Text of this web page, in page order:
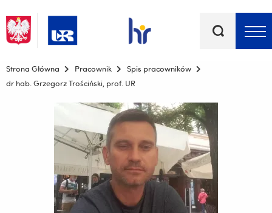
kluczowe
Menu - górna belka
Strona Główna Pracownik
Spis pracowników
dr hab. Grzegorz Trościński, prof. UR